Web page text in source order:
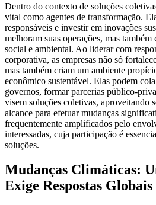
Dentro do contexto de soluções
vital como agentes de transformação.
responsáveis e investir em inovações
melhoram suas operações, mas
social e ambiental. Ao liderar com
corporativa, as empresas não só
mas também criam um ambiente
econômico sustentável. Elas podem
governos, formar parcerias público-
visem soluções coletivas, aproveitando
alcance para efetuar mudanças
frequentemente amplificados pelo
interessadas, cuja participação é
soluções.
Mudanças Climáticas:
Exige Respostas Globais